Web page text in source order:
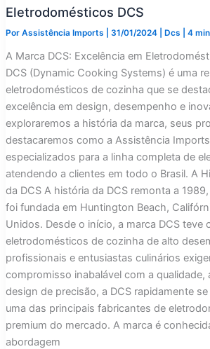
Eletrodomésticos DCS
Por Assistência Imports 31/01/2024 Dcs 4
A Marca DCS: Excelência em
DCS (Dynamic Cooking Systems) é uma
eletrodomésticos de cozinha que se
excelência em design, desempenho e
exploraremos a história da marca, seus
destacaremos como a Assistência
especializados para a linha completa de
atendendo a clientes em todo o Brasil. A
da DCS A história da DCS remonta a
foi fundada em Huntington Beach,
Unidos. Desde o início, a marca DCS teve
eletrodomésticos de cozinha de alto
profissionais e entusiastas culinários
compromisso inabalável com a qualidade,
design de precisão, a DCS rapidamente
uma das principais fabricantes de
premium do mercado. A marca é
abordagem